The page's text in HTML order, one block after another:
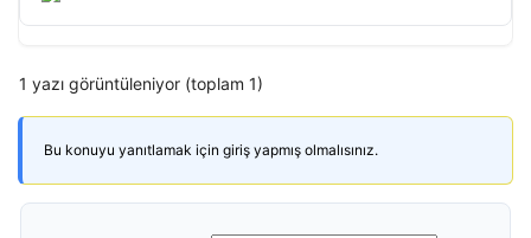
1 yazı görüntüleniyor (toplam 1)
Bu konuyu yanıtlamak için giriş yapmış olmalısınız.